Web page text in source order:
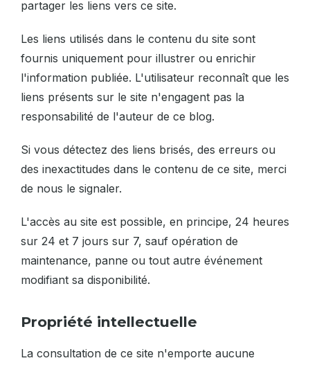
partager les liens vers ce site.
Les liens utilisés dans le contenu du site sont
fournis uniquement pour illustrer ou enrichir
l'information publiée. L'utilisateur reconnaît que les
liens présents sur le site n'engagent pas la
responsabilité de l'auteur de ce blog.
Si vous détectez des liens brisés, des erreurs ou
des inexactitudes dans le contenu de ce site, merci
de nous le signaler.
L'accès au site est possible, en principe, 24 heures
sur 24 et 7 jours sur 7, sauf opération de
maintenance, panne ou tout autre événement
modifiant sa disponibilité.
Propriété intellectuelle
La consultation de ce site n'emporte aucune